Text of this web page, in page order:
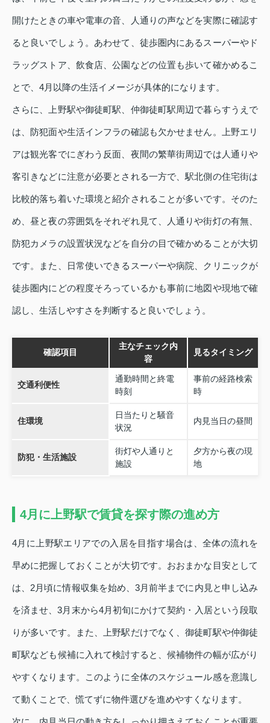
開けたときの車や電車の音、人通りの声などを実際に確認す
ると良いでしょう。あわせて、徒歩圏内にあるスーパーやド
ラッグストア、飲食店、公園などの位置も歩いて確かめるこ
とで、4月以降の生活イメージが具体的になります。
さらに、上野駅や御徒町駅、仲御徒町駅周辺で暮らすうえで
は、防犯面や生活インフラの確認も欠かせません。上野エリ
アは観光客でにぎわう反面、夜間の繁華街周辺では人通りや
客引きなどに注意が必要とされる一方で、駅北側の住宅街は
比較的落ち着いた環境と紹介されることが多いです。そのた
め、昼と夜の雰囲気をそれぞれ見て、人通りや街灯の有無、
防犯カメラの設置状況などを自分の目で確かめることが大切
です。また、日常使いできるスーパーや病院、クリニックが
徒歩圏内にどの程度そろっているかも事前に地図や現地で確
認し、生活しやすさを判断すると良いでしょう。
確認項目
主なチェック内
容
見るタイミング
交通利便性
通勤時間と終電
時刻
事前の経路検索
時
住環境
日当たりと騒音
状況
内見当日の昼間
防犯・生活施設
街灯や人通りと
施設
夕方から夜の現
地
4月に上野駅で賃貸を探す際の進め方
4月に上野駅エリアでの入居を目指す場合は、全体の流れを
早めに把握しておくことが大切です。おおまかな目安として
は、2月頃に情報収集を始め、3月前半までに内見と申し込み
を済ませ、3月末から4月初旬にかけて契約・入居という段取
りが多いです。また、上野駅だけでなく、御徒町駅や仲御徒
町駅なども候補に入れて検討すると、候補物件の幅が広がり
やすくなります。このように全体のスケジュール感を意識し
て動くことで、慌てずに物件選びを進めやすくなります。